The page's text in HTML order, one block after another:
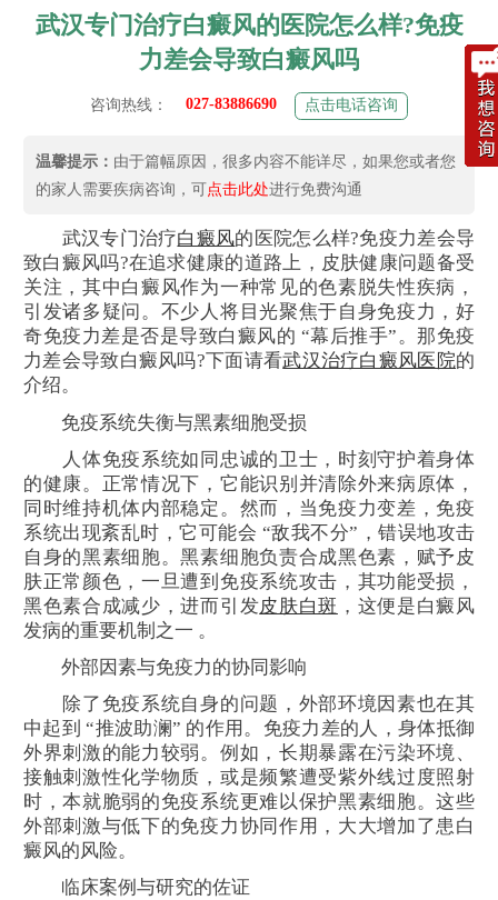
武汉专门治疗白癜风的医院怎么样?免疫
力差会导致白癜风吗
咨询热线： 027-83886690 点击电话咨询
温馨提示： 由于篇幅原因，很多内容不能详尽，如果您或者您
的家人需要疾病咨询，可点击此处进行免费沟通
武汉专门治疗白癜风的医院怎么样?免疫力差会导
致白癜风吗?在追求健康的道路上，皮肤健康问题备受
关注，其中白癜风作为一种常见的色素脱失性疾病，
引发诸多疑问。不少人将目光聚焦于自身免疫力，好
奇免疫力差是否是导致白癜风的 “幕后推手”。那免疫
力差会导致白癜风吗?下面请看武汉治疗白癜风医院的
介绍。
免疫系统失衡与黑素细胞受损
人体免疫系统如同忠诚的卫士，时刻守护着身体
的健康。正常情况下，它能识别并清除外来病原体，
同时维持机体内部稳定。然而，当免疫力变差，免疫
系统出现紊乱时，它可能会 “敌我不分”，错误地攻击
自身的黑素细胞。黑素细胞负责合成黑色素，赋予皮
肤正常颜色，一旦遭到免疫系统攻击，其功能受损，
黑色素合成减少，进而引发皮肤白斑 ，这便是白癜风
发病的重要机制之一 。
外部因素与免疫力的协同影响
除了免疫系统自身的问题，外部环境因素也在其
中起到 “推波助澜” 的作用。免疫力差的人，身体抵御
外界刺激的能力较弱。例如，长期暴露在污染环境、
接触刺激性化学物质，或是频繁遭受紫外线过度照射
时，本就脆弱的免疫系统更难以保护黑素细胞。这些
外部刺激与低下的免疫力协同作用，大大增加了患白
癜风的风险。
临床案例与研究的佐证